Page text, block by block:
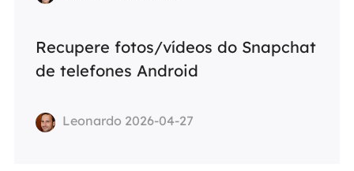
Recupere fotos/vídeos do Snapchat
de telefones Android
Leonardo 2026-04-27